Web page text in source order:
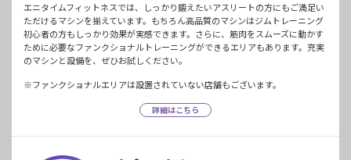
エニタイムフィットネスでは、しっかり鍛えたいアスリートの方にもご満足い
ただけるマシンを揃えています。もちろん高品質のマシンはジムトレーニング
初心者の方もしっかり効果が実感できます。さらに、筋肉をスムーズに動かす
ために必要なファンクショナルトレーニングができるエリアもあります。充実
のマシンと設備を、ぜひお試しください。
※ファンクショナルエリアは設置されていない店舗もございます。
詳細はこちら